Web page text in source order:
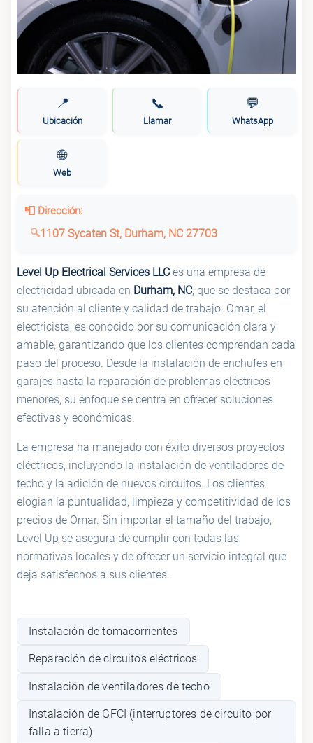
📍
Ubicación
📞
Llamar
💬
WhatsApp
🌐
Web
📮 Dirección:
1107 Sycaten St, Durham, NC 27703
Level Up Electrical Services LLCes una empresa de
electricidad ubicada en Durham, NC, que se destaca por
su atención al cliente y calidad de trabajo. Omar, el
electricista, es conocido por su comunicación clara y
amable, garantizando que los clientes comprendan cada
paso del proceso. Desde la instalación de enchufes en
garajes hasta la reparación de problemas eléctricos
menores, su enfoque se centra en ofrecer soluciones
efectivas y económicas.
La empresa ha manejado con éxito diversos proyectos
eléctricos, incluyendo la instalación de ventiladores de
techo y la adición de nuevos circuitos. Los clientes
elogian la puntualidad, limpieza y competitividad de los
precios de Omar. Sin importar el tamaño del trabajo,
Level Up se asegura de cumplir con todas las
normativas locales y de ofrecer un servicio integral que
deja satisfechos a sus clientes.
Instalación de tomacorrientes
Reparación de circuitos eléctricos
Instalación de ventiladores de techo
Instalación de GFCI (interruptores de circuito por
falla a tierra)